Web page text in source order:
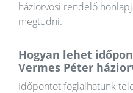
háziorvosi rendelő
megtudni.
Hogyan lehet
Vermes Péter
Időpontot foglalhatunk